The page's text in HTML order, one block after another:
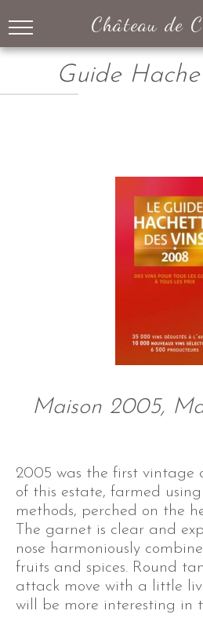
SKIP
TO
Château de
Guide
Maison 2005,
2005 was the first vintage
of this estate, farmed
methods, perched on the
The garnet is clear and
nose harmoniously
fruits and spices. Round
attack move with a little
will be more interesting in